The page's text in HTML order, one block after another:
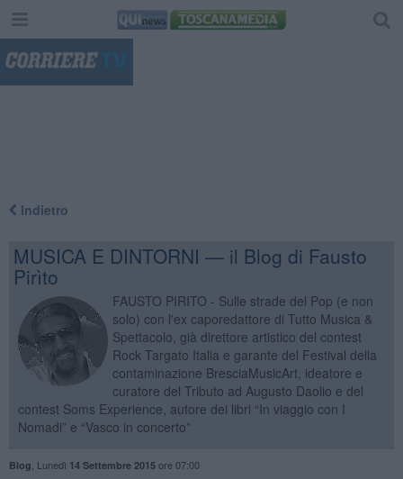
Indietro
MUSICA E DINTORNI — il Blog di Fausto
Pirìto
FAUSTO PIRITO - Sulle strade del Pop (e non
solo) con l'ex caporedattore di Tutto Musica &
Spettacolo, già direttore artistico del contest
Rock Targato Italia e garante del Festival della
contaminazione BresciaMusicArt, ideatore e
curatore del Tributo ad Augusto Daolio e del
contest Soms Experience, autore dei libri “In viaggio con I
Nomadi” e “Vasco in concerto”
Blog Lunedì 14 Settembre 2015ore 07:00